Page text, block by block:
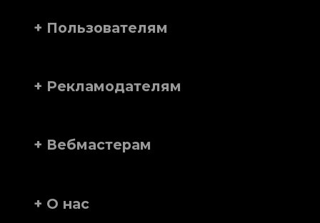
+ Пользователям
+ Рекламодателям
+ Вебмастерам
+ О нас